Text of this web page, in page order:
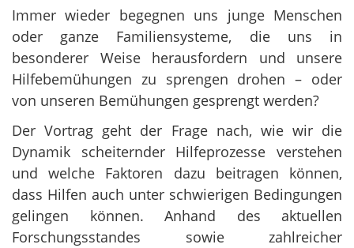
Immer wieder begegnen uns junge Menschen
oder ganze Familiensysteme, die uns in
besonderer Weise herausfordern und unsere
Hilfebemühungen zu sprengen drohen – oder
von unseren Bemühungen gesprengt werden?
Der Vortrag geht der Frage nach, wie wir die
Dynamik scheiternder Hilfeprozesse verstehen
und welche Faktoren dazu beitragen können,
dass Hilfen auch unter schwierigen Bedingungen
gelingen können. Anhand des aktuellen
Forschungsstandes sowie zahlreicher